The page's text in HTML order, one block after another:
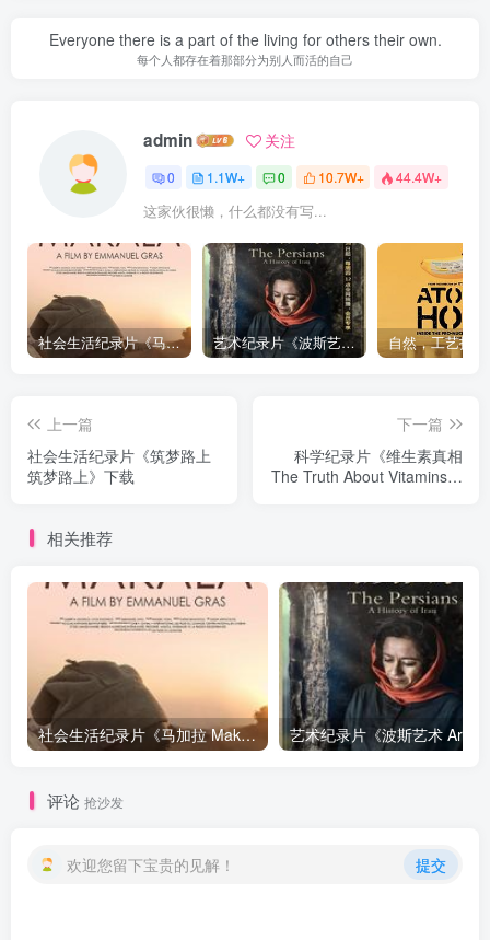
Everyone there is a part of the living for others their own.
每个人都存在着那部分为别人而活的自己
admin 关注
0 1.1W+ 0 10.7W+ 44.4W+
这家伙很懒，什么都没有写...
社会生活纪录片《马加拉 Makala》下载 艺术纪录片《波斯艺术 Art of Persia》下载
上一篇
社会生活纪录片《筑梦路上
筑梦路上》下载
下一篇
科学纪录片《维生素真相
The Truth About Vitamins》
相关推荐
社会生活纪录片《马加拉 Makala》下载
评论 抢沙发
欢迎您留下宝贵的见解！ 提交